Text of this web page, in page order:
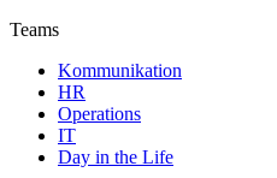
Teams
Kommunikation
HR
Operations
IT
Day in the Life